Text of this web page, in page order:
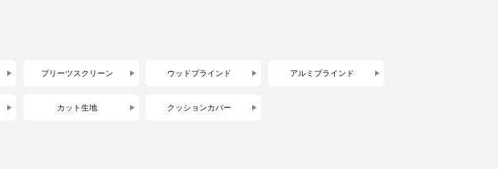
プリーツスクリーン ウッドブラインド アルミブラインド
カット生地 クッションカバー